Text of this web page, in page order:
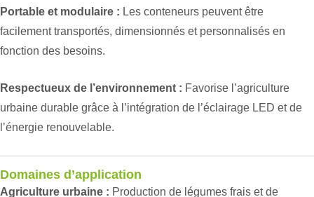
Portable et modulaire : Les conteneurs peuvent être
facilement transportés, dimensionnés et personnalisés en
fonction des besoins.
Respectueux de l’environnement : Favorise l’agriculture
urbaine durable grâce à l’intégration de l’éclairage LED et de
l’énergie renouvelable.
Domaines d’application
Agriculture urbaine : Production de légumes frais et de